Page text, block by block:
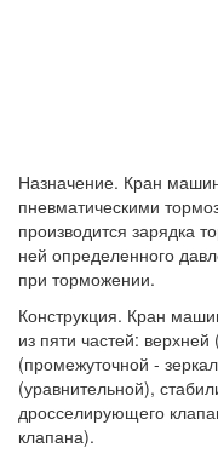
Назначение. Кран
пневматическими
производится зарядка
ней определенного
при торможении.
Конструкция. Кран
из пяти частей:
(промежуточной -
(уравнительной),
дросселирующего
клапана).